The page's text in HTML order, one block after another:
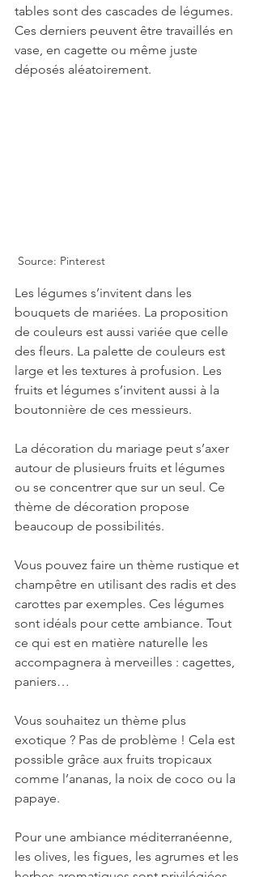
tables sont des cascades de légumes.
Ces derniers peuvent être travaillés en
vase, en cagette ou même juste
déposés aléatoirement.
Source: Pinterest
Les légumes s’invitent dans les
bouquets de mariées. La proposition
de couleurs est aussi variée que celle
des fleurs. La palette de couleurs est
large et les textures à profusion. Les
fruits et légumes s’invitent aussi à la
boutonnière de ces messieurs.
La décoration du mariage peut s’axer
autour de plusieurs fruits et légumes
ou se concentrer que sur un seul. Ce
thème de décoration propose
beaucoup de possibilités.
Vous pouvez faire un thème rustique et
champêtre en utilisant des radis et des
carottes par exemples. Ces légumes
sont idéals pour cette ambiance. Tout
ce qui est en matière naturelle les
accompagnera à merveilles : cagettes,
paniers…
Vous souhaitez un thème plus
exotique ? Pas de problème ! Cela est
possible grâce aux fruits tropicaux
comme l’ananas, la noix de coco ou la
papaye.
Pour une ambiance méditerranéenne,
les olives, les figues, les agrumes et les